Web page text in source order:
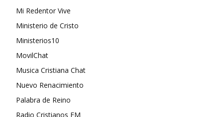
Mi Redentor Vive
Ministerio de Cristo
Ministerios10
MovilChat
Musica Cristiana Chat
Nuevo Renacimiento
Palabra de Reino
Radio Cristianos FM